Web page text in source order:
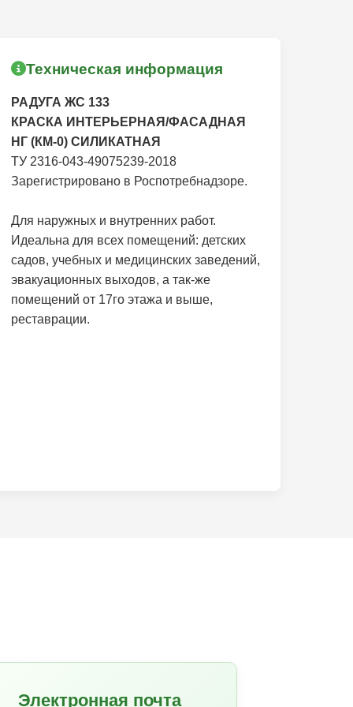
Техническая информация
РАДУГА ЖС 133
КРАСКА ИНТЕРЬЕРНАЯ/ФАСАДНАЯ
НГ (КМ-0) СИЛИКАТНАЯ
ТУ 2316-043-49075239-2018
Зарегистрировано в Роспотребнадзоре.
Для наружных и внутренних работ.
Идеальна для всех помещений: детских
садов, учебных и медицинских заведений,
эвакуационныx выходов, а так-же
помещений от 17го этажа и выше,
реставрации.
Электронная почта